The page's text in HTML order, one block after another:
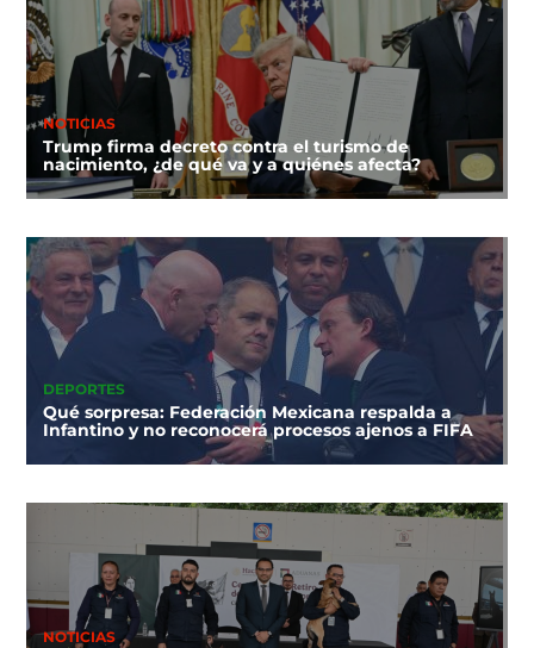
NOTICIAS
Trump firma decreto contra el turismo de
nacimiento, ¿de qué va y a quiénes afecta?
DEPORTES
Qué sorpresa: Federación Mexicana respalda a
Infantino y no reconocerá procesos ajenos a FIFA
NOTICIAS